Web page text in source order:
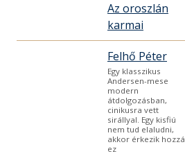
Az oroszlán
karmai
Felhő Péter
Egy klasszikus
Andersen-mese
modern
átdolgozásban,
cinikusra vett
sirállyal. Egy kisfiú
nem tud elaludni,
akkor érkezik hozzá
ez